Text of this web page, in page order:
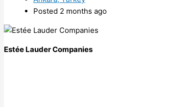
Posted 2 months ago
Estée Lauder Companies